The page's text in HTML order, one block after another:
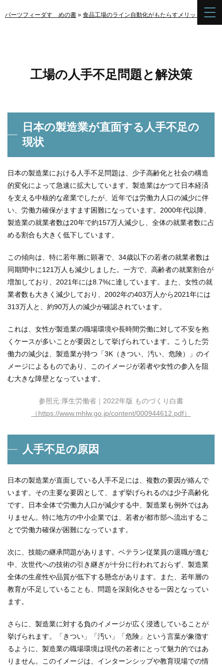
パーツフィーダすゝめの書 » 食品工場のライン自動化がもたらすメリット »工場
工場の人手不足問題と解決策
日本の製造業が直面する人手不足の
現状
日本の製造業における人手不足問題は、少子高齢化と社会の構造
的変化によって急速に拡大しています。製造業はかつて日本経済
を支える中核的な産業でしたが、近年では労働力人口の減少に伴
い、労働力確保がますます困難になっています。2000年代以降、
製造業の就業者数は20年で約157万人減少し、全体の就業者数に占
める割合も大きく低下しています。
この傾向は、特に若年層に顕著で、34歳以下の若者の就業者数は
同期間中に121万人も減少しました。一方で、高齢者の就業割合が
増加しており、2021年には8.7%に達しています。また、女性の就
業者数も大きく減少しており、2002年の403万人から2021年には
313万人と、約90万人の減少が確認されています。
これは、女性が製造業の職場環境や長時間労働に対して不安を抱
くケースが多いことが要因として挙げられています。こうした労
働力の減少は、製造業が持つ「3K（きつい、汚い、危険）」のイ
メージによるものであり、このイメージが若者や女性の参入を阻
む大きな障壁となっています。
参照元:厚生労働省｜2022年版 ものづくり白書
（https://www.mhlw.go.jp/content/000944612.pdf）
人手不足の原因
日本の製造業が直面している人手不足には、複数の要因が絡んで
います。その主要な要因として、まず挙げられるのは少子高齢化
です。日本全体で労働力人口が減少する中、製造業も例外ではあ
りません。特に地方の中小企業では、若者が都市部へ流出するこ
とで労働力確保が困難になっています。
次に、技能の継承問題があります。ベテラン従業員の退職が進む
中、次世代への技術の引き継ぎが十分に行われておらず、製造業
全体の生産性や品質が低下する懸念があります。また、若年層の
教育が不足していることも、問題を深刻化させる一因となってい
ます。
さらに、製造業に対する負のイメージが広く浸透していることが
挙げられます。「きつい」「汚い」「危険」という言葉が象徴す
るように、製造業の職場環境は現代の若者にとって魅力的ではあ
りません。このイメージは、インターンシップや教育現場での情